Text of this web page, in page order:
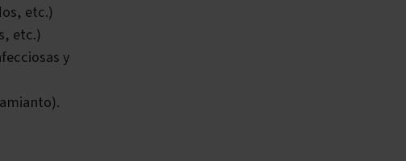
etc.)
etc.)
y